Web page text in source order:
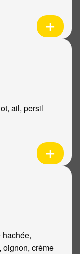
ail, persil
hachée,
oignon, crème